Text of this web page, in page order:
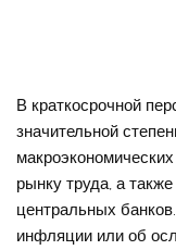
В краткосрочной
значительной
рынку труда, а
центральных
инфляции или об